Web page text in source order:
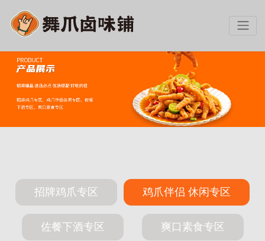
招牌鸡爪专区 鸡爪伴侣 休闲专区
佐餐下酒专区 爽口素食专区